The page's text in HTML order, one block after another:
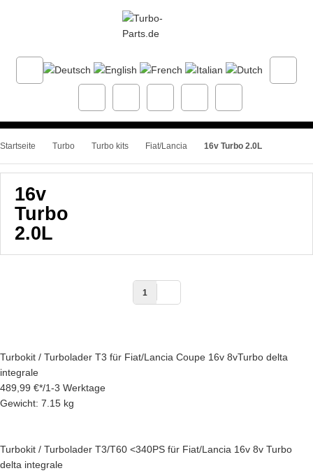
Startseite Turbo Turbo kits Fiat/Lancia 16v Turbo 2.0L
16v
Turbo
2.0L
1
Turbokit / Turbolader T3 für Fiat/Lancia Coupe 16v 8vTurbo delta
integrale
489,99 €*/1-3 Werktage
Gewicht: 7.15 kg
Turbokit / Turbolader T3/T60 <340PS für Fiat/Lancia 16v 8v Turbo
delta integrale